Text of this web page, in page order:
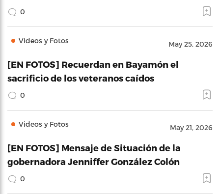
0
Videos y Fotos May 25, 2026
[EN FOTOS] Recuerdan en Bayamón el
sacrificio de los veteranos caídos
0
Videos y Fotos May 21, 2026
[EN FOTOS] Mensaje de Situación de la
gobernadora Jenniffer González Colón
0